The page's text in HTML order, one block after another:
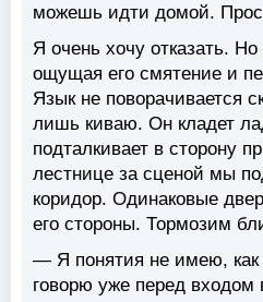
можешь идти домой.
Я очень хочу отказать.
ощущая его смятение и
Язык не поворачивается
лишь киваю. Он кладет
подталкивает в сторону
лестнице за сценой мы
коридор. Одинаковые
его стороны. Тормозим
— Я понятия не имею,
говорю уже перед входом